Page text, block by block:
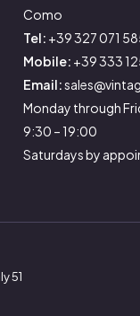
Como
Tel: +39 327 071
Mobile: +39 333
Email:
Monday through
9:30 – 19:00
Saturdays by
51